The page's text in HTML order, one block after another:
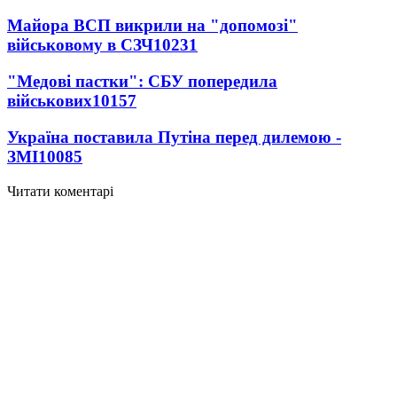
Майора ВСП викрили на "допомозі"
військовому в СЗЧ10231
"Медові пастки": СБУ попередила
військових10157
Україна поставила Путіна перед дилемою -
ЗМІ10085
Читати коментарі